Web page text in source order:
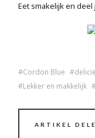
Eet smakelijk en
Cordon Blue
Lekker en makkelijk
ARTIKEL